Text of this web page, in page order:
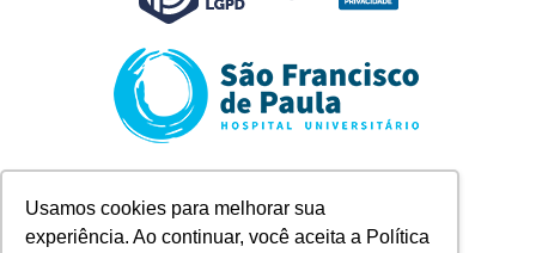
Usamos cookies para melhorar sua
experiência. Ao continuar, você aceita a Política
Pelotas/RS
+ 55 (53) 2128-8300